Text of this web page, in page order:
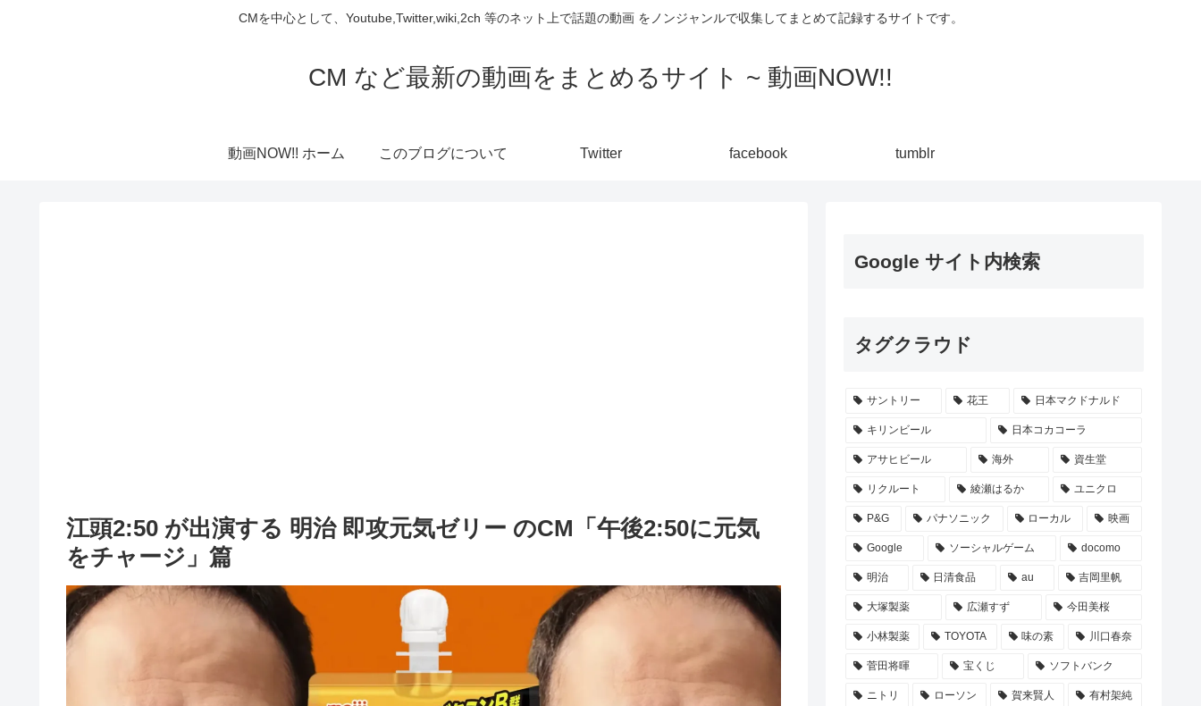
CMを中心として、Youtube,Twitter,wiki,2ch 等のネット上で話題の動画 をノンジャンルで収集してまとめて記録するサイトです。
CM など最新の動画をまとめるサイト ~ 動画NOW!!
動画NOW!! ホーム このブログについて Twitter facebook tumblr
江頭2:50 が出演する 明治 即攻元気ゼリー のCM「午後2:50に元気
をチャージ」篇
Google サイト内検索
タグクラウド
サントリー 花王 日本マクドナルド
キリンビール 日本コカコーラ
アサヒビール 海外 資生堂
リクルート 綾瀬はるか ユニクロ
P&G パナソニック ローカル 映画
Google ソーシャルゲーム docomo
明治 日清食品 au 吉岡里帆
大塚製薬 広瀬すず 今田美桜
小林製薬 TOYOTA 味の素 川口春奈
菅田将暉 宝くじ ソフトバンク
ニトリ ローソン 賀来賢人 有村架純